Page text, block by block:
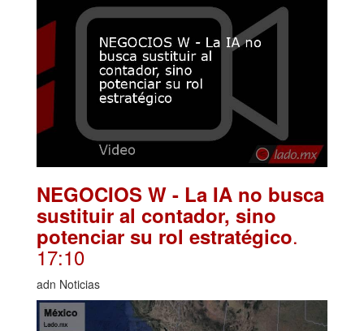
NEGOCIOS W - La IA no busca
sustituir al contador, sino
potenciar su rol estratégico.
17:10
adn Noticias